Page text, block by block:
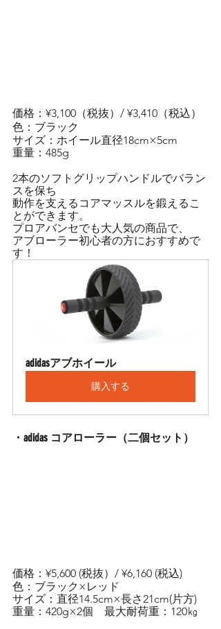
価格：¥3,100（税抜）/ ¥3,410（税込）
色：ブラック
サイズ：ホイール直径18cm×5cm
重量：485g
2本のソフトグリップハンドルでバラン
スを保ち
動作を支えるコアマッスルを鍛えるこ
とができます。
プロアバンセでも大人気の商品で、
アブローラー初心者の方におすすめで
す！
adidasアブホイール
購入する
・adidas コアローラー（二個セット）
価格：¥5,600 (税抜）/ ¥6,160 (税込)
色：ブラック×レッド
サイズ：直径14.5cm×長さ21cm(片方)
重量：420g×2個　最大耐荷重：120㎏